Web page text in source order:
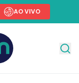
AO VIVO